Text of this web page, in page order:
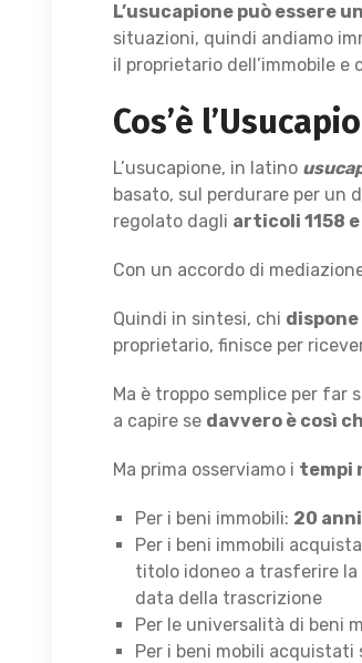
L’usucapione può essere
situazioni, quindi andiamo
il proprietario dell’immobile e
Cos’è
L’usucapione, in latino
basato, sul perdurare per un
regolato dagli articoli 1158
Con un accordo di
Quindi in sintesi, chi
proprietario, finisce per
Ma è troppo semplice per far
a capire se davvero è così
Ma prima osserviamo i tempi
Per i beni immobili: 20 anni
Per i beni immobili
titolo idoneo a trasferire
data della trascrizione
Per le universalità di beni
Per i beni mobili